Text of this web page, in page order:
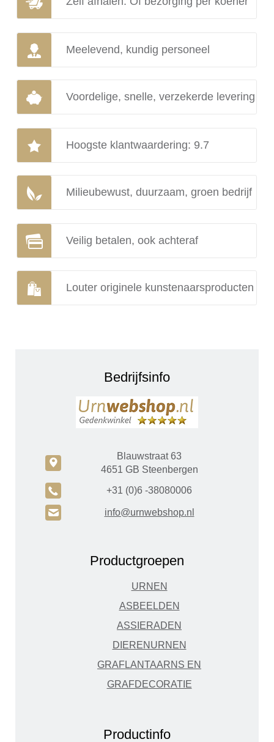
Meelevend, kundig personeel
Voordelige, snelle, verzekerde levering
Hoogste klantwaardering: 9.7
Milieubewust, duurzaam, groen bedrijf
Veilig betalen, ook achteraf
Louter originele kunstenaarsproducten
Bedrijfsinfo
c
Blauwstraat 63
4651 GB Steenbergen
A +31 (0)6 -38080006
H info@urnwebshop.nl
Productgroepen
URNEN
ASBEELDEN
ASSIERADEN
DIERENURNEN
GRAFLANTAARNS EN
GRAFDECORATIE
Productinfo